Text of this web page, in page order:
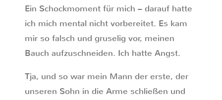
Ein Schockmoment für mich – darauf hatte
ich mich mental nicht vorbereitet. Es kam
mir so falsch und gruselig vor, meinen
Bauch aufzuschneiden. Ich hatte Angst.
Tja, und so war mein Mann der erste, der
unseren Sohn in die Arme schließen und